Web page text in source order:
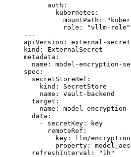
      auth
:
        kubernetes
:
          mountPath
:
          role
:
"vllm-role"
---
apiVersion : external-
kind : ExternalSecret
metadata :
  name
: model-encryption-
spec :
  secretStoreRef
:
    kind
: SecretStore
    name
: vault-backend
  target
:
    name
: model-encryption-
  data
:
    -
secretKey :
key
      remoteRef
:
        key
: llm/
        property
:
  refreshInterval
: "1h"